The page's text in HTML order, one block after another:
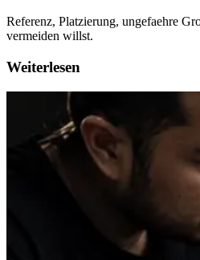
Referenz, Platzierung, ungefaehre
vermeiden willst.
Weiterlesen